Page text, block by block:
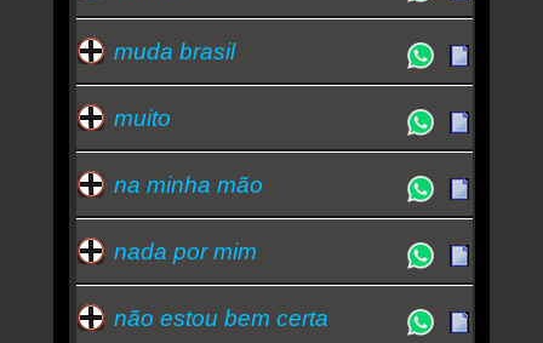
muda brasil
muito
na minha mão
nada por mim
não estou bem certa